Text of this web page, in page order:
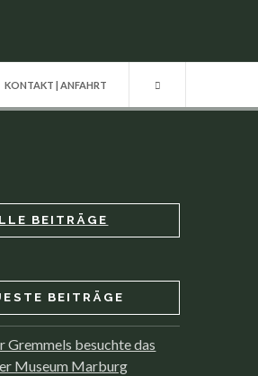
KONTAKT | ANFAHRT
BEITRÄGE
BEITRÄGE
Gremmels besuchte das
Museum Marburg